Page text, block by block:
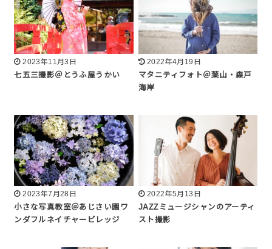
2023年11月3日
七五三撮影＠とうふ屋うかい
2022年4月19日
マタニティフォト＠葉山・森戸
海岸
2023年7月28日
小さな写真教室＠あじさい園ワ
ンダフルネイチャービレッジ
2022年5月13日
JAZZミュージシャンのアーティ
スト撮影